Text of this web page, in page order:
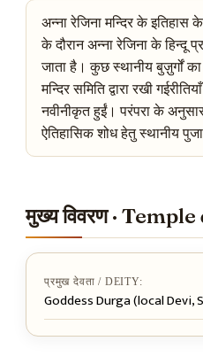
अन्ना रेजिना मन्दिर के
के दौरान अन्ना रेजिना के हिन्दू
जाता है। कुछ स्थानीय बुज़ुर्गों
मन्दिर समिति द्वारा रखी
नवीनीकृत हुईं। परंपरा के अनुसार
ऐतिहासिक शोध हेतु स्थानीय
मुख्य विवरण ·
प्रमुख देवता / DEITY:
Goddess Durga (local Devi,